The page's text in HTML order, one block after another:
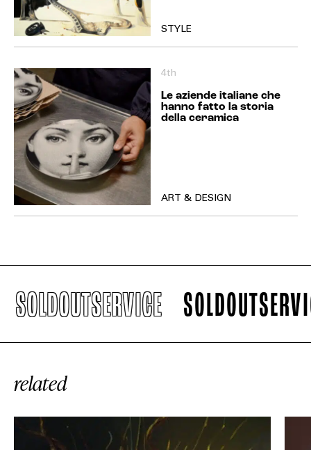
STYLE
4th
Le aziende italiane che
hanno fatto la storia
della ceramica
ART & DESIGN
SOLDOUTSERVICE
related